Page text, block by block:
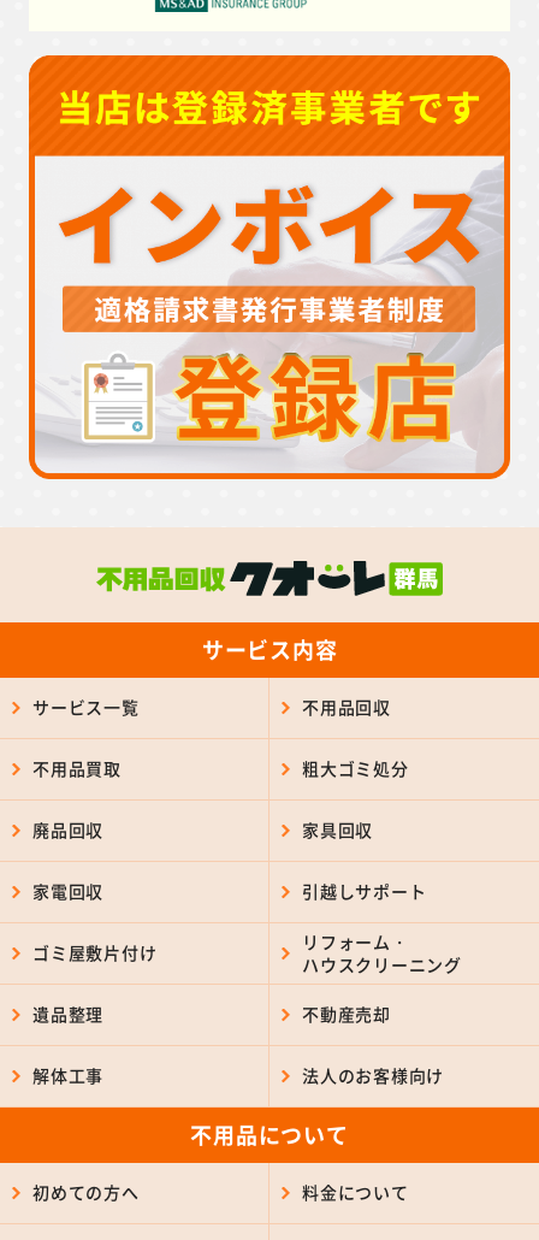
サービス内容
サービス一覧 不用品回収
不用品買取 粗大ゴミ処分
廃品回収 家具回収
家電回収 引越しサポート
ゴミ屋敷片付け
リフォーム・
ハウスクリーニング
遺品整理 不動産売却
解体工事 法人のお客様向け
不用品について
初めての方へ 料金について